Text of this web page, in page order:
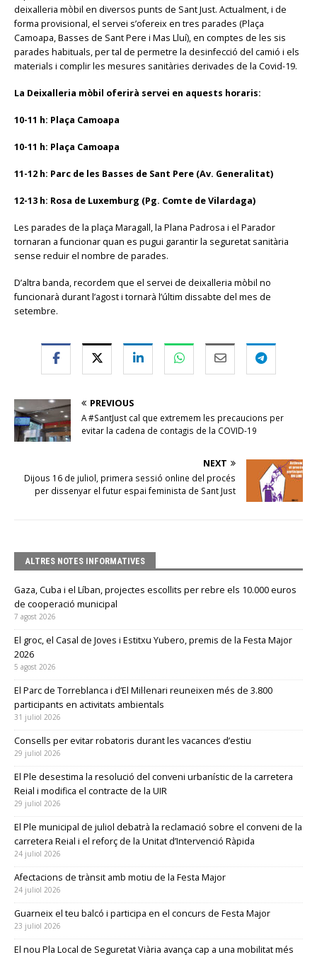
deixalleria mòbil en diversos punts de Sant Just. Actualment, i de
forma provisional, el servei s’ofereix en tres parades (Plaça
Camoapa, Basses de Sant Pere i Mas Lluí), en comptes de les sis
parades habituals, per tal de permetre la desinfecció del camió i els
materials i complir les mesures sanitàries derivades de la Covid-19.
La Deixalleria mòbil oferirà servei en aquests horaris:
10-11 h: Plaça Camoapa
10-11 h: Plaça Camoapa
11-12 h: Parc de les Basses de Sant Pere (Av. Generalitat)
12-13 h: Rosa de Luxemburg (Pg. Comte de Vilardaga)
Les parades de la plaça Maragall, la Plana Padrosa i el Parador
tornaran a funcionar quan es pugui garantir la seguretat sanitària
sense reduir el nombre de parades.
D’altra banda, recordem que el servei de deixalleria mòbil no
funcionarà durant l’agost i tornarà l’últim dissabte del mes de
setembre.
PREVIOUS
A #SantJust cal que extremem les precaucions per
evitar la cadena de contagis de la COVID-19
NEXT
Dijous 16 de juliol, primera sessió online del procés
per dissenyar el futur espai feminista de Sant Just
ALTRES NOTES INFORMATIVES
Gaza, Cuba i el Líban, projectes escollits per rebre els 10.000 euros
de cooperació municipal
7 agost 2026
El groc, el Casal de Joves i Estitxu Yubero, premis de la Festa Major
2026
5 agost 2026
El Parc de Torreblanca i d’El Mil·lenari reuneixen més de 3.800
participants en activitats ambientals
31 juliol 2026
Consells per evitar robatoris durant les vacances d’estiu
29 juliol 2026
El Ple desestima la resolució del conveni urbanístic de la carretera
Reial i modifica el contracte de la UIR
29 juliol 2026
El Ple municipal de juliol debatrà la reclamació sobre el conveni de la
carretera Reial i el reforç de la Unitat d’Intervenció Ràpida
24 juliol 2026
Afectacions de trànsit amb motiu de la Festa Major
24 juliol 2026
Guarneix el teu balcó i participa en el concurs de Festa Major
23 juliol 2026
El nou Pla Local de Seguretat Viària avança cap a una mobilitat més